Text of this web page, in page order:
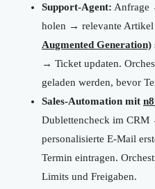
Support-Agent: Anfrage
holen → relevante
Augmented Generation)
→ Ticket updaten.
geladen werden, bevor
Sales-Automation mit
Dublettencheck im
personalisierte E-Mail
Termin eintragen.
Limits und Freigaben.